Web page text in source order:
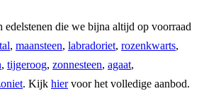
edelstenen die we bijna altijd op voorraad
, maansteen, labradoriet, rozenkwarts,
, tijgeroog, zonnesteen, agaat,
. Kijk hiervoor het volledige aanbod.